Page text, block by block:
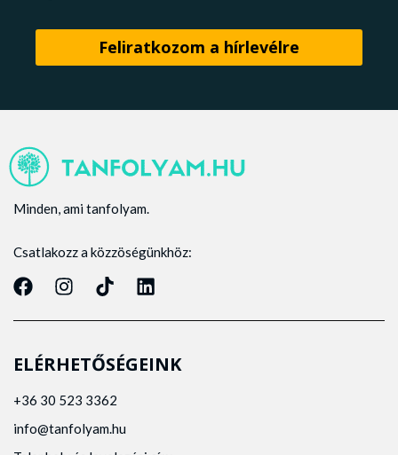
Minden, ami tanfolyam.
Csatlakozz a közzöségünkhöz:
ELÉRHETŐSÉGEINK
+36 30 523 3362
info@tanfolyam.hu